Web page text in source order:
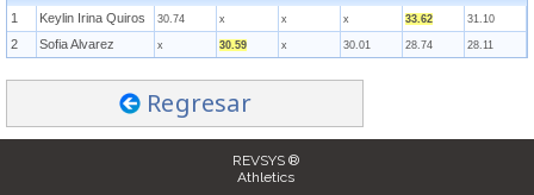
1 Keylin Irina Quiros 30.74 x x x 33.62 31.10
2 Sofia Alvarez x 30.59 x 30.01 28.74 28.11
Regresar
REVSYS ®
Athletics